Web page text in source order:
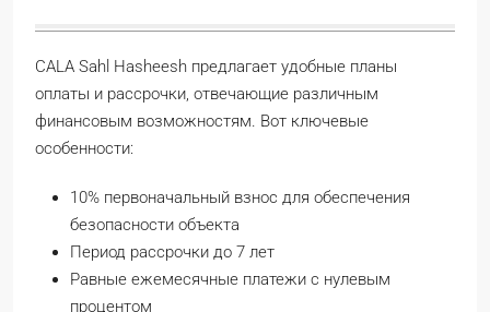
CALA Sahl Hasheesh предлагает удобные планы
оплаты и рассрочки, отвечающие различным
финансовым возможностям. Вот ключевые
особенности:
10% первоначальный взнос для обеспечения
безопасности объекта
Период рассрочки до 7 лет
Равные ежемесячные платежи с нулевым
процентом